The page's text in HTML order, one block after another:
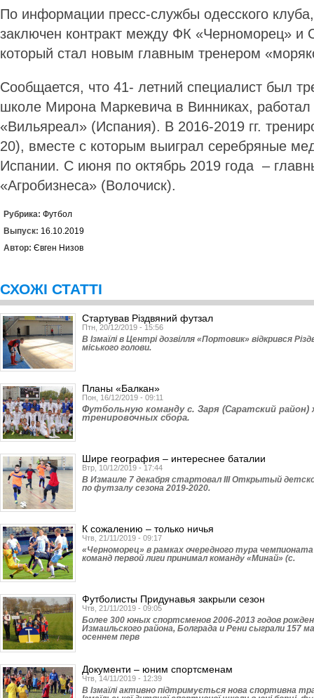
По информации пресс-службы одесского
заключен контракт между ФК «Черноморец» и
который стал новым главным тренером
Сообщается, что 41- летний специалист был
школе Мирона Маркевича в Винниках, работал
«Вильяреал» (Испания). В 2016-2019 гг.
20), вместе с которым выиграл серебряные
Испании. С июня по октябрь 2019 года –
«Агробизнеса» (Волочиск).
Рубрика: Футбол
Выпуск: 16.10.2019
Автор: Євген Низов
СХОЖІ СТАТТІ
Стартував Різдвяний футзал
Птн, 20/12/2019 - 15:56
В Ізмаїлі в Центрі дозвілля «Портовик» відкрився
міського голови.
Планы «Балкан»
Пон, 16/12/2019 - 09:11
Футбольную команду с. Заря (Са­рат­­ский
тренировочных сбора.
Шире география – интереснее баталии
Втр, 10/12/2019 - 17:44
В Измаиле 7 декабря стартовал ІІІ Открытый
по футзалу сезона 2019-2020.
К сожалению – только ничья
Чтв, 21/11/2019 - 09:17
«Черноморец» в рамках очередного тура
команд первой лиги принимал команду «Минай» (с.
Футболисты Придунавья закрыли сезон
Чтв, 21/11/2019 - 09:05
Более 300 юных спортсменов 2006-2013 годов
Измаильского района, Болграда и Рени сыграли 157
осеннем перв
Документи – юним спортсменам
Чтв, 14/11/2019 - 12:39
В Ізмаїлі активно підтримується нова спортивна